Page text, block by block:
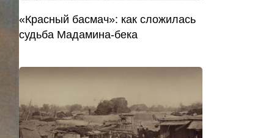
«Красный басмач»: как сложилась
судьба Мадамина-бека